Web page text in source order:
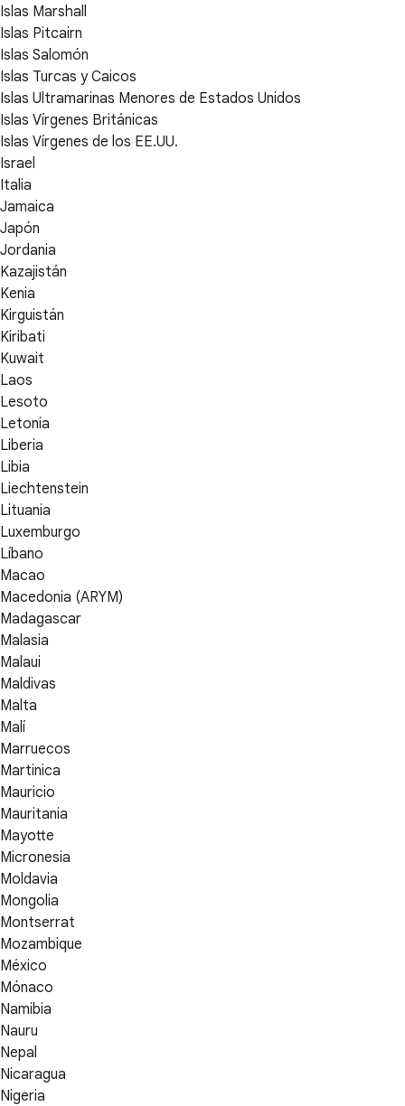
Islas Marshall
Islas Pitcairn
Islas Salomón
Islas Turcas y Caicos
Islas Ultramarinas Menores de Estados Unidos
Islas Vírgenes Británicas
Islas Vírgenes de los EE.UU.
Israel
Italia
Jamaica
Japón
Jordania
Kazajistán
Kenia
Kirguistán
Kiribati
Kuwait
Laos
Lesoto
Letonia
Liberia
Libia
Liechtenstein
Lituania
Luxemburgo
Líbano
Macao
Macedonia (ARYM)
Madagascar
Malasia
Malaui
Maldivas
Malta
Malí
Marruecos
Martinica
Mauricio
Mauritania
Mayotte
Micronesia
Moldavia
Mongolia
Montserrat
Mozambique
México
Mónaco
Namibia
Nauru
Nepal
Nicaragua
Nigeria